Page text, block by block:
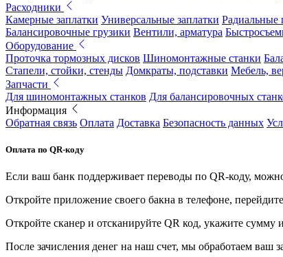
Расходники
Камерные заплатки Универсальные заплатки Радиальные
Балансировочные грузики Вентили, арматура
Оборудование
Проточка тормозных дисков Шиномонтажные станки
Стапели, стойки, стенды Домкраты, подставки Мебель,
Запчасти
Для шиномонтажных станков Для балансировочных
Информация
Обратная связь Оплата Доставка Безопасность данных
Оплата по QR-коду
Если ваш банк поддерживает переводы по QR-коду,
Откройте приложение своего бакна в телефоне,
Откройте сканер и отсканируйте QR код, укажите сумму
После зачисления денег на наш счет, мы обработаем ваш